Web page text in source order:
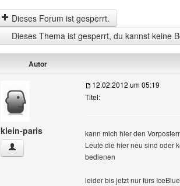
Dieses Forum ist gesperrt.
Dieses Thema ist gesperrt, du kannst keine
Autor
klein-paris
klein-paris Benutzer-Profile anzeigen
12.02.2012 um 05:19
Titel:
kann mich hier den
Leute die hier neu sind oder
bedienen
leider bis jetzt nur fürs